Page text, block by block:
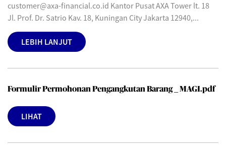
customer@axa-financial.co.id Kantor Pusat AXA Tower lt. 18
Jl. Prof. Dr. Satrio Kav. 18, Kuningan City Jakarta 12940,...
LEBIH LANJUT
Formulir Permohonan Pengangkutan Barang _ MAGI.pdf
LIHAT